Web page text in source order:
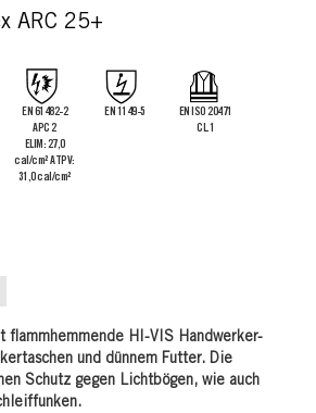
ARC 25+
EN 61482-2
APC 2
ELIM: 27,0
cal/cm² ATPV:
31,0 cal/cm²
EN 1149-5
EN ISO 20471
CL.1
flammhemmende HI-VIS Handwerker-
und dünnem Futter. Die
Schutz gegen Lichtbögen, wie auch